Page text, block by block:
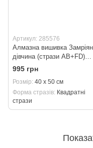
Артикул: 285576
Алмазна вишивка
дівчина (стрази AB+FD)
АлМазка (PАлМ-144) 40 х
995 грн
Розмір 40 х 50 см
Форма стразів Квадратні
стрази